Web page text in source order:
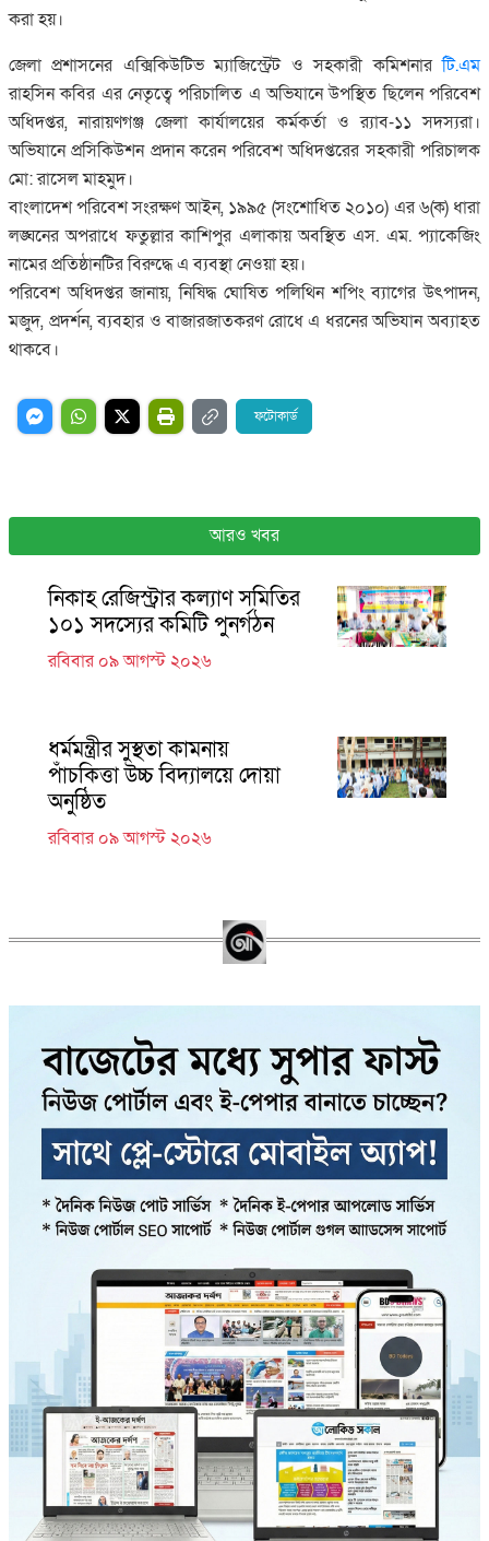
করা হয়।
জেলা প্রশাসনের এক্সিকিউটিভ ম্যাজিস্ট্রেট ও সহকারী কমিশনারটি.এম
রাহসিন কবির এর নেতৃত্বে পরিচালিত এ অভিযানে উপস্থিত ছিলেন পরিবেশ
অধিদপ্তর, নারায়ণগঞ্জ জেলা কার্যালয়ের কর্মকর্তা ও র‌্যাব-১১ সদস্যরা।
অভিযানে প্রসিকিউশন প্রদান করেন পরিবেশ অধিদপ্তরের সহকারী পরিচালক
মো: রাসেল মাহমুদ।
বাংলাদেশ পরিবেশ সংরক্ষণ আইন, ১৯৯৫ (সংশোধিত ২০১০) এর ৬(ক) ধারা
লঙ্ঘনের অপরাধে ফতুল্লার কাশিপুর এলাকায় অবস্থিত এস. এম. প্যাকেজিং
নামের প্রতিষ্ঠানটির বিরুদ্ধে এ ব্যবস্থা নেওয়া হয়।
পরিবেশ অধিদপ্তর জানায়, নিষিদ্ধ ঘোষিত পলিথিন শপিং ব্যাগের উৎপাদন,
মজুদ, প্রদর্শন, ব্যবহার ও বাজারজাতকরণ রোধে এ ধরনের অভিযান অব্যাহত
থাকবে।
ফটোকার্ড
আরও খবর
নিকাহ রেজিস্ট্রার কল্যাণ সমিতির
১০১ সদস্যের কমিটি পুনর্গঠন
রবিবার ০৯ আগস্ট ২০২৬
ধর্মমন্ত্রীর সুস্থতা কামনায়
পাঁচকিত্তা উচ্চ বিদ্যালয়ে দোয়া
অনুষ্ঠিত
রবিবার ০৯ আগস্ট ২০২৬